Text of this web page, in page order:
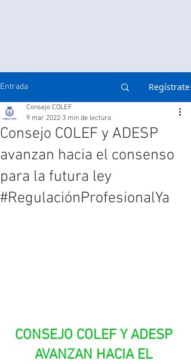
Entrada Regístrate
Consejo COLEF y ADESP
avanzan hacia el consenso
para la futura ley
#RegulaciónProfesionalYa
Consejo COLEF
9 mar 2022 3 min de lectura
CONSEJO COLEF Y ADESP
AVANZAN HACIA EL